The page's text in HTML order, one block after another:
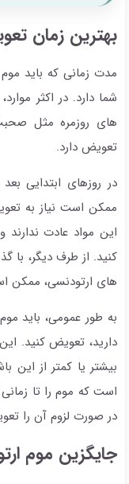
بهترین زمان
مدت زمانی که باید
شما دارد. در اکثر
های روزمره مثل
تعویض دارد.
در روزهای ابتدایی
ممکن است نیاز به
این مواد عادت
کنید. از طرف دیگر،
های ارتودنسی، ممکن
به طور عمومی، باید
دارید، تعویض کنید.
بیشتر یا کمتر از این
است که موم را تا
در صورت لزوم آن را
جایگزین موم